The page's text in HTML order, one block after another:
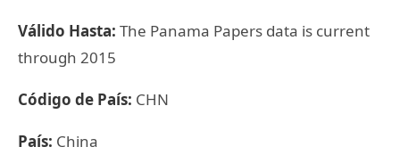
Válido Hasta: The Panama Papers data is current
through 2015
Código de País: CHN
País: China